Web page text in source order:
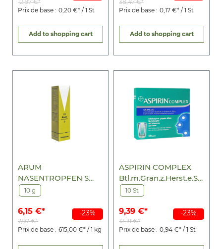
12,97 €*
Prix de base : 0,20 €* / 1 St
Add to shopping cart
38,47 €*
Prix de base : 0,17 €* / 1 St
Add to shopping cart
-23%
ARUM
NASENTROPFEN S
22010 g
6,15 €*
7,97 €*
Prix de base : 615,00 €* / 1 kg
-23%
ASPIRIN COMPLEX
Btl.m.Gran.z.Herst.e.Su
sp.z.Einn.
10 St
9,39 €*
12,19 €*
Prix de base : 0,94 €* / 1 St